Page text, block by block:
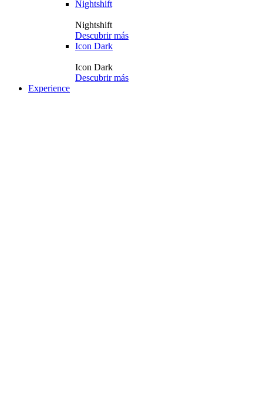
Nightshift
Nightshift
Descubrir más
Icon Dark
Icon Dark
Descubrir más
Experience